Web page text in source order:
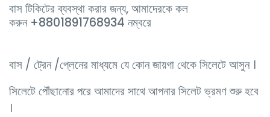
বাস টিকিটের ব্যবস্থা করার জন্য, আমাদেরকে কল
করুন +8801891768934 নম্বরে
বাস / ট্রেন /প্লেনের মাধ্যমে যে কোন জায়গা থেকে সিলেটে আসুন ।
সিলেটে পৌঁছানোর পরে আমাদের সাথে আপনার সিলেট ভ্রমণ শুরু হবে
।